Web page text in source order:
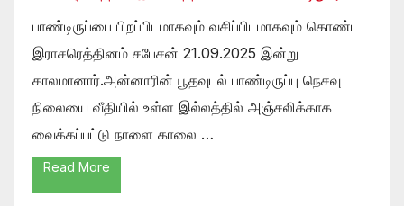
பாண்டிருப்பை பிறப்பிடமாகவும் வசிப்பிடமாகவும் கொண்ட
இராசரெத்தினம் சபேசன் 21.09.2025 இன்று
காலமானார்.அன்னாரின் பூதவுடல் பாண்டிருப்பு நெசவு
நிலையை வீதியில் உள்ள இல்லத்தில் அஞ்சலிக்காக
வைக்கப்பட்டு நாளை காலை …
Read More